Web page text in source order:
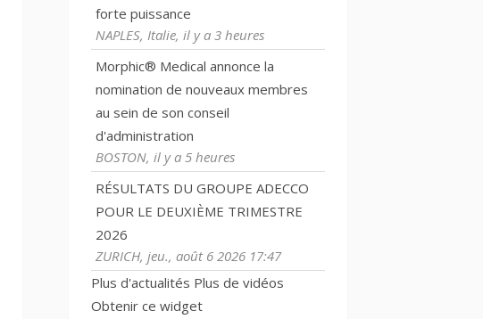
forte puissance
NAPLES, Italie, il y a 3 heures
Morphic® Medical annonce la
nomination de nouveaux membres
au sein de son conseil
d'administration
BOSTON, il y a 5 heures
RÉSULTATS DU GROUPE ADECCO
POUR LE DEUXIÈME TRIMESTRE
2026
ZURICH, jeu., août 6 2026 17:47
Plus d'actualités Plus de vidéos
Obtenir ce widget